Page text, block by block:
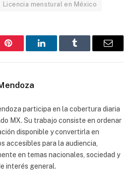
Licencia menstural en México
Pinterest LinkedInTumblr
Correo
participa en la cobertura diaria
MX. Su trabajo consiste en ordenar
disponible y convertirla en
accesibles para la audiencia,
en temas nacionales, sociedad y
interés general.